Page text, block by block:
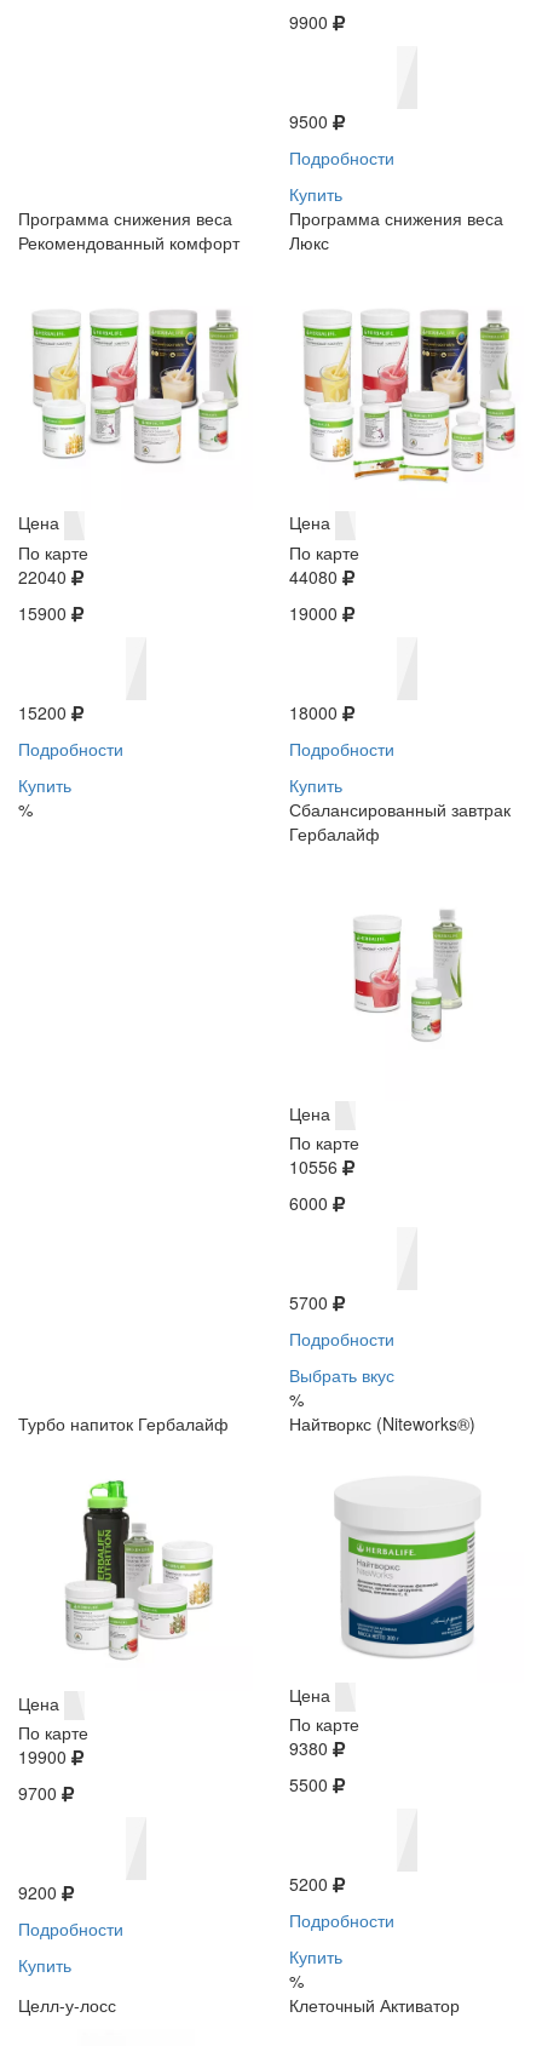
9900
9500
Подробности
Купить
Программа снижения веса
Рекомендованный комфорт
Цена
По карте
22040
15900
15200
Подробности
Купить
%
Программа снижения веса
Люкс
Цена
По карте
44080
19000
18000
Подробности
Купить
Сбалансированный завтрак
Гербалайф
Цена
По карте
10556
6000
5700
Подробности
Выбрать вкус
%
Турбо напиток Гербалайф
Цена
По карте
19900
9700
9200
Подробности
Купить
Найтворкс (Niteworks®)
Цена
По карте
9380
5500
5200
Подробности
Купить
%
Целл-у-лосс
Клеточный Активатор